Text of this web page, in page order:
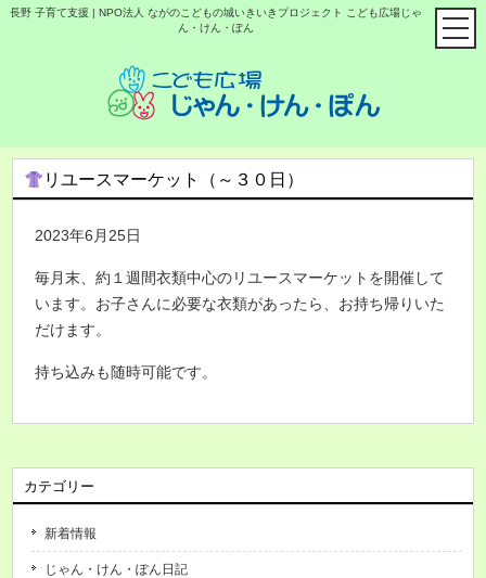
長野 子育て支援 | NPO法人 ながのこどもの城いきいきプロジェクト こども広場じゃ
ん・けん・ぽん
リユースマーケット（～３０日）
2023年6月25日
毎月末、約１週間衣類中心のリユースマーケットを開催して
います。お子さんに必要な衣類があったら、お持ち帰りいた
だけます。
持ち込みも随時可能です。
カテゴリー
新着情報
じゃん・けん・ぽん日記